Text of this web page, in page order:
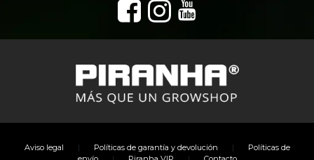
Aviso legal | Políticas de garantía y devolución |
Políticas de